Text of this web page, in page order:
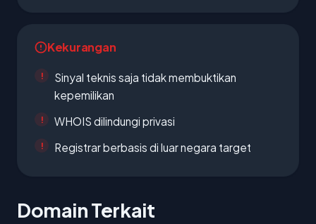
Kekurangan
Sinyal teknis saja tidak membuktikan
kepemilikan
WHOIS dilindungi privasi
Registrar berbasis di luar negara target
Domain Terkait